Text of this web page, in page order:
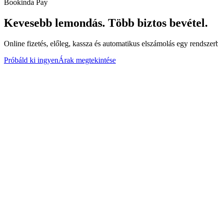
Bookinda Pay
Kevesebb lemondás. Több biztos bevétel.
Online fizetés, előleg, kassza és automatikus elszámolás egy
Próbáld ki ingyenÁrak megtekintése